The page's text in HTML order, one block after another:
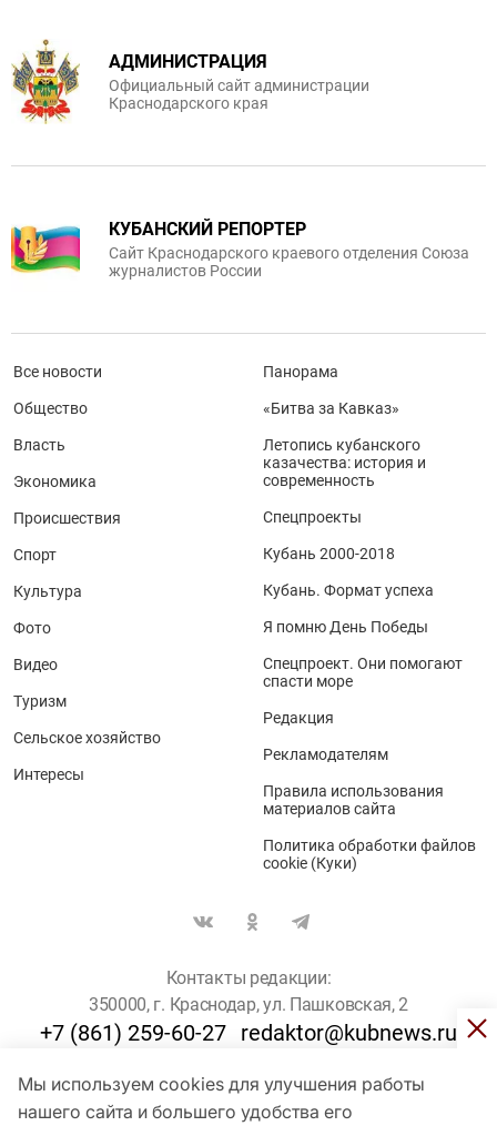
Мы используем cookies для улучшения работы
нашего сайта и большего удобства его
АДМИНИСТРАЦИЯ
Официальный сайт администрации
Краснодарского края
КУБАНСКИЙ РЕПОРТЕР
Сайт Краснодарского краевого отделения Союза
журналистов России
Все новости
Общество
Власть
Экономика
Происшествия
Спорт
Культура
Фото
Видео
Туризм
Сельское хозяйство
Интересы
Панорама
«Битва за Кавказ»
Летопись кубанского
казачества: история и
современность
Спецпроекты
Кубань 2000-2018
Кубань. Формат успеха
Я помню День Победы
Спецпроект. Они помогают
спасти море
Редакция
Рекламодателям
Правила использования
материалов сайта
Политика обработки файлов
cookie (Куки)
Контакты редакции:
350000, г. Краснодар, ул. Пашковская, 2
+7 (861) 259-60-27 redaktor@kubnews.ru
Для пользователей старше 16 лет